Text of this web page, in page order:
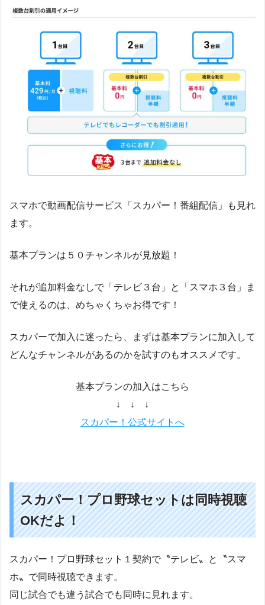
スマホで動画配信サービス「スカパー！番組配信」も見れ
ます。
基本プランは５０チャンネルが見放題！
それが追加料金なしで「テレビ３台」と「スマホ３台」ま
で使えるのは、めちゃくちゃお得です！
スカパーで加入に迷ったら、まずは基本プランに加入して
どんなチャンネルがあるのかを試すのもオススメです。
基本プランの加入はこちら
↓ ↓ ↓
スカパー！公式サイトへ
スカパー！プロ野球セットは同時視聴
OKだよ！
スカパー！プロ野球セット１契約で〝テレビ〟と〝スマ
ホ〟で同時視聴できます。
同じ試合でも違う試合でも同時に見れます。